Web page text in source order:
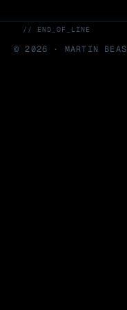
// END_OF_LINE
©2026 · MARTIN BEAS